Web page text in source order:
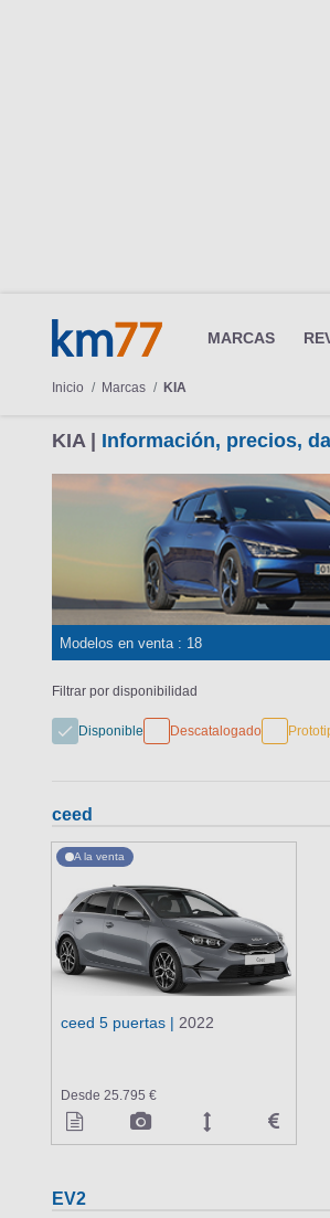
MARCAS
Inicio Marcas KIA
KIA | Información, precios,
Modelos en venta : 18
Filtrar por disponibilidad
Disponible Descatalogado
ceed
A la venta
ceed 5 puertas | 2022
Desde 25.795 €
EV2